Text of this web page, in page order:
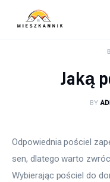
Sypialnia
Kuchnia
Salon
Jaką
BY
Odpowiednia pościel
sen, dlatego warto
Wybierając pościel do